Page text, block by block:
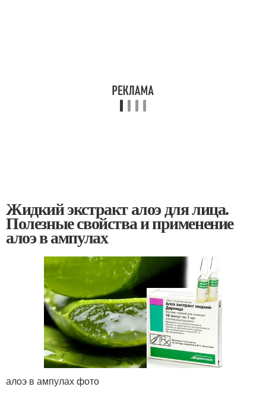
Жидкий экстракт алоэ для лица.
Полезные свойства и применение
алоэ в ампулах
алоэ в ампулах фото